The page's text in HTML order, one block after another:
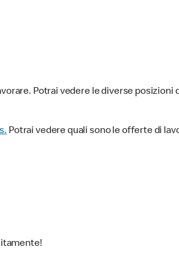
Potrai vedere le diverse
Potrai vedere quali sono le offerte di